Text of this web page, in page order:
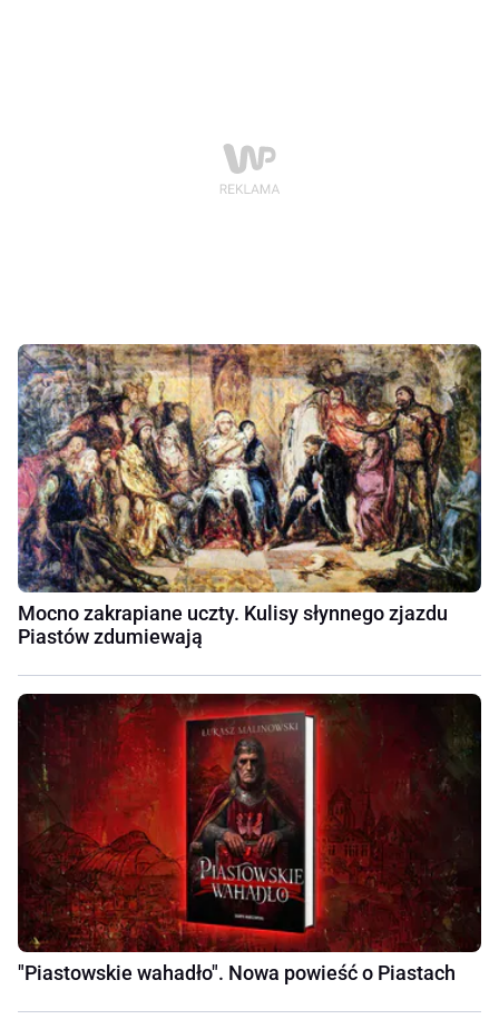
Mocno zakrapiane uczty. Kulisy słynnego zjazdu
Piastów zdumiewają
"Piastowskie wahadło". Nowa powieść o Piastach